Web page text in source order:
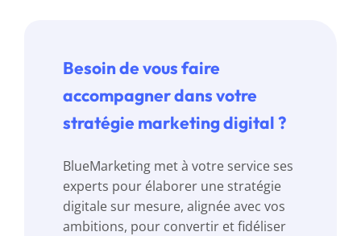
Besoin de vous faire
accompagner dans votre
stratégie marketing digital ?
BlueMarketing met à votre service ses
experts pour élaborer une stratégie
digitale sur mesure, alignée avec vos
ambitions, pour convertir et fidéliser